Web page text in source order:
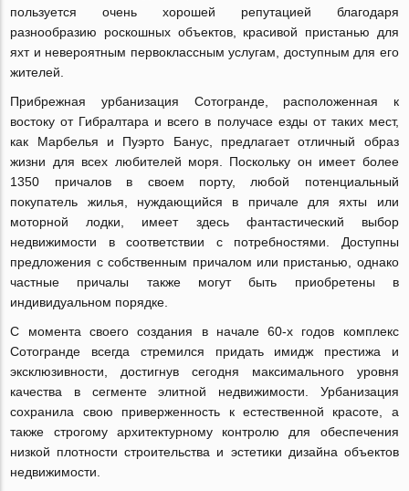
пользуется очень хорошей репутацией благодаря
разнообразию роскошных объектов, красивой пристанью для
яхт и невероятным первоклассным услугам, доступным для его
жителей.
Прибрежная урбанизация Сотогранде, расположенная к
востоку от Гибралтара и всего в получасе езды от таких мест,
как Марбелья и Пуэрто Банус, предлагает отличный образ
жизни для всех любителей моря. Поскольку он имеет более
1350 причалов в своем порту, любой потенциальный
покупатель жилья, нуждающийся в причале для яхты или
моторной лодки, имеет здесь фантастический выбор
недвижимости в соответствии с потребностями. Доступны
предложения с собственным причалом или пристанью, однако
частные причалы также могут быть приобретены в
индивидуальном порядке.
С момента своего создания в начале 60-х годов комплекс
Сотогранде всегда стремился придать имидж престижа и
эксклюзивности, достигнув сегодня максимального уровня
качества в сегменте элитной недвижимости. Урбанизация
сохранила свою приверженность к естественной красоте, а
также строгому архитектурному контролю для обеспечения
низкой плотности строительства и эстетики дизайна объектов
недвижимости.